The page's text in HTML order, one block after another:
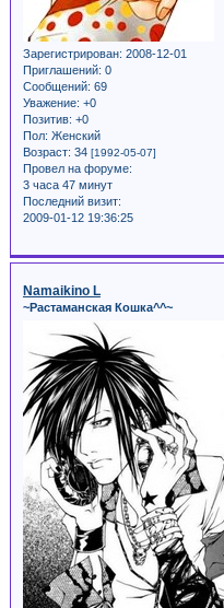
Зарегистрирован: 2008-12-01
Приглашений: 0
Сообщений: 69
Уважение: +0
Позитив: +0
Пол: Женский
Возраст: 34 [1992-05-07]
Провел на форуме:
3 часа 47 минут
Последний визит:
2009-01-12 19:36:25
Namaikino L
~Растаманская Кошка^^~